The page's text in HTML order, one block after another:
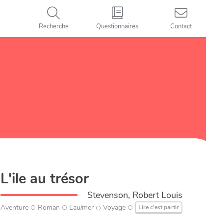
Recherche Questionnaires Contact
L'ile au trésor
Stevenson, Robert Louis
Aventure Roman Eau/mer Voyage Lire c'est partir